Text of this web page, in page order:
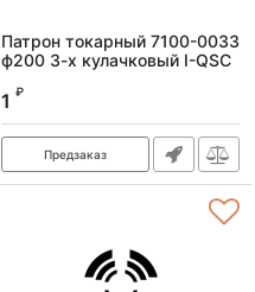
Патрон токарный 7100-0033
ф200 3-х кулачковый I-QSC
Артикул:
1 ₽
Предзаказ